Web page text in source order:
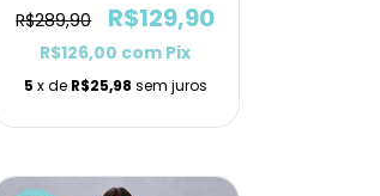
R$289,90 R$129,90
R$126,00 com Pix
5 x de R$25,98 sem juros